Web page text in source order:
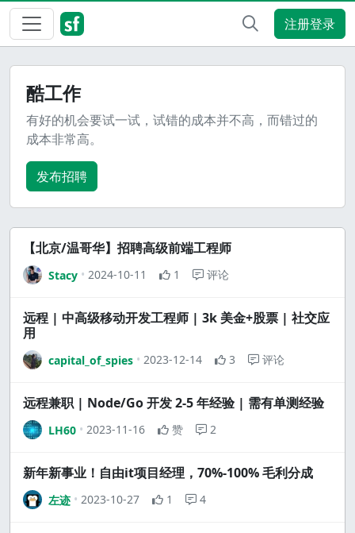
注册登录
酷工作
有好的机会要试一试，试错的成本并不高，而错过的
成本非常高。
发布招聘
【北京/温哥华】招聘高级前端工程师
Stacy 2024-10-11 1 评论
远程 | 中高级移动开发工程师 | 3k 美金+股票 | 社交应
用
capital_of_spies 2023-12-14 3 评论
远程兼职 | Node/Go 开发 2-5 年经验 | 需有单测经验
LH60 2023-11-16 赞 2
新年新事业！自由it项目经理，70%-100% 毛利分成
左迹 2023-10-27 1 4